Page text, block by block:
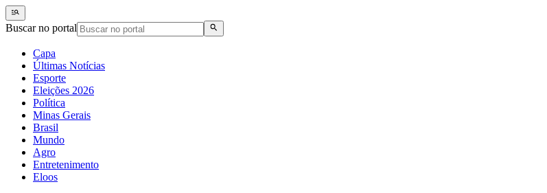
Buscar no portal
Capa
Últimas Notícias
Esporte
Eleições 2026
Política
Minas Gerais
Brasil
Mundo
Agro
Entretenimento
Eloos